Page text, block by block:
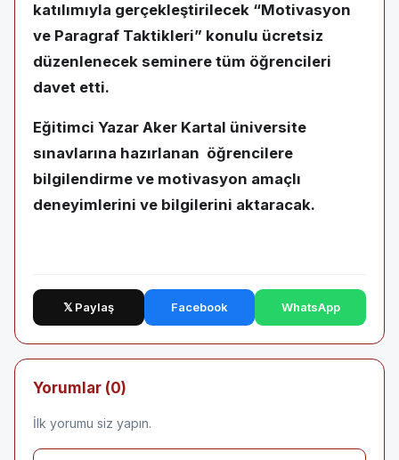
katılımıyla gerçekleştirilecek “Motivasyon
ve Paragraf Taktikleri” konulu ücretsiz
düzenlenecek seminere tüm öğrencileri
davet etti.
Eğitimci Yazar Aker Kartal üniversite
sınavlarına hazırlanan öğrencilere
bilgilendirme ve motivasyon amaçlı
deneyimlerini ve bilgilerini aktaracak.
𝕏 Paylaş Facebook WhatsApp
Yorumlar (0)
İlk yorumu siz yapın.